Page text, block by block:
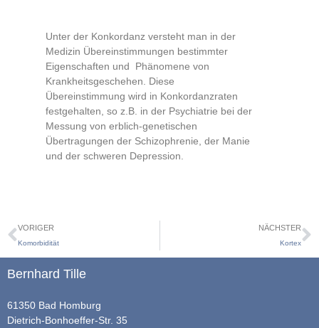
Unter der Konkordanz versteht man in der
Medizin Übereinstimmungen bestimmter
Eigenschaften und Phänomene von
Krankheitsgeschehen. Diese
Übereinstimmung wird in Konkordanzraten
festgehalten, so z.B. in der Psychiatrie bei der
Messung von erblich-genetischen
Übertragungen der Schizophrenie, der Manie
und der schweren Depression.
VORIGER
Komorbidität
NÄCHSTER
Kortex
Bernhard Tille
61350 Bad Homburg
Dietrich-Bonhoeffer-Str. 35